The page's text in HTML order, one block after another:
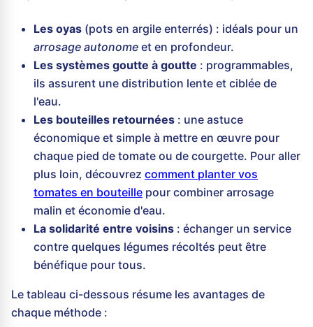
Les oyas (pots en argile enterrés) : idéals pour un
arrosage autonome et en profondeur.
Les systèmes goutte à goutte : programmables,
ils assurent une distribution lente et ciblée de
l'eau.
Les bouteilles retournées : une astuce
économique et simple à mettre en œuvre pour
chaque pied de tomate ou de courgette. Pour aller
plus loin, découvrez comment planter vos
tomates en bouteille pour combiner arrosage
malin et économie d'eau.
La solidarité entre voisins : échanger un service
contre quelques légumes récoltés peut être
bénéfique pour tous.
Le tableau ci-dessous résume les avantages de
chaque méthode :